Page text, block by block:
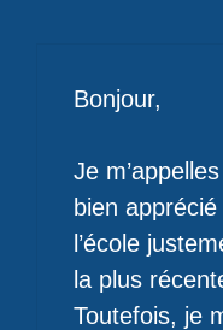
Bonjour,
Je
bien
l’école
la plus
Toutefois, je